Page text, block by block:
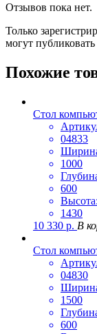
Отзывов пока нет.
Только
могут
Похожие
Стол
04833
1000
600
Высота:
1430
10 330 р. В
Стол
04830
1500
600